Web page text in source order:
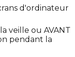
d'ordinateur
veille ou AVANT
pendant la